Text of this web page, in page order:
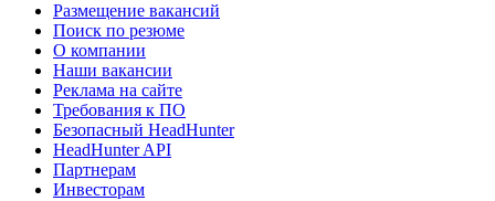
Размещение вакансий
Поиск по резюме
О компании
Наши вакансии
Реклама на сайте
Требования к ПО
Безопасный HeadHunter
HeadHunter API
Партнерам
Инвесторам